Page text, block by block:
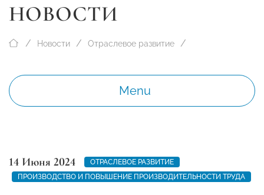
НОВОСТИ
Новости Отраслевое развитие
Menu
14 Июня 2024
ОТРАСЛЕВОЕ РАЗВИТИЕ
ПРОИЗВОДСТВО И ПОВЫШЕНИЕ ПРОИЗВОДИТЕЛЬНОСТИ ТРУДА